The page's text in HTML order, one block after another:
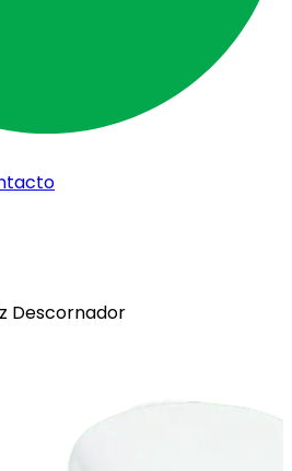
Descornador